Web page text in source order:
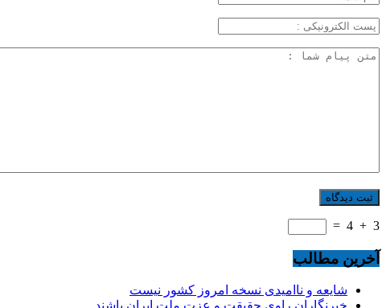
3
+
4
=
آخرین مطالب
شایعه و ناامیدی نسخه امروز کشور نیست